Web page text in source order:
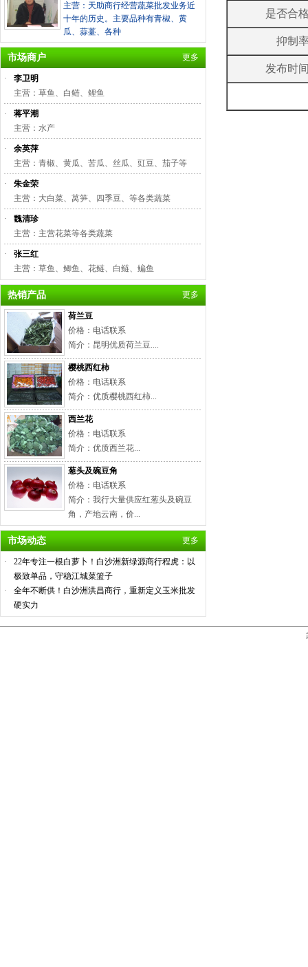
主营：天助商行经营蔬菜批发业务近
十年的历史。主要品种有青椒、黄
瓜、蒜薹、各种
市场商户 更多
·
李卫明
主营：草鱼、白鲢、鲤鱼
·
蒋平潮
主营：水产
·
余英萍
主营：青椒、黄瓜、苦瓜、丝瓜、豇豆、茄子等
·
朱金荣
主营：大白菜、莴笋、四季豆、等各类蔬菜
·
魏清珍
主营：主营花菜等各类蔬菜
·
张三红
主营：草鱼、鲫鱼、花鲢、白鲢、鳊鱼
热销产品 更多
荷兰豆
价格：电话联系
简介：昆明优质荷兰豆....
樱桃西红柿
价格：电话联系
简介：优质樱桃西红柿...
西兰花
价格：电话联系
简介：优质西兰花...
葱头及碗豆角
价格：电话联系
简介：我行大量供应红葱头及碗豆
角，产地云南，价...
市场动态 更多
·
22年专注一根白萝卜！白沙洲新绿源商行程虎：以
极致单品，守稳江城菜篮子
·
全年不断供！白沙洲洪昌商行，重新定义玉米批发
硬实力
是否合
抑制
发布时